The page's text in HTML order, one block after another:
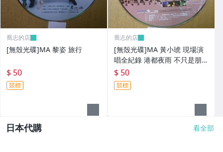
喬志的店
[無殼光碟]MA 黎姿 旅行
$ 50
競標
喬志的店
[無殼光碟]MA 黃小琥 現場演
唱全紀錄 港都夜雨 不只是朋友
我要我們在一起
$ 50
競標
日本代購 看全部